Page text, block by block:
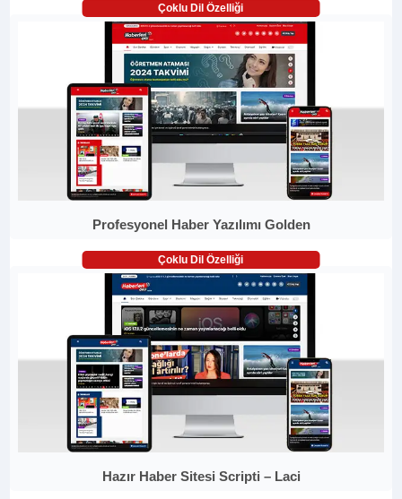
Çoklu Dil Özelliği
Profesyonel Haber Yazılımı Golden
Çoklu Dil Özelliği
Hazır Haber Sitesi Scripti – Laci